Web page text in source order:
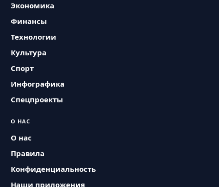
Экономика
Финансы
Технологии
Культура
Спорт
Инфографика
Спецпроекты
О НАС
О нас
Правила
Конфиденциальность
Наши приложения